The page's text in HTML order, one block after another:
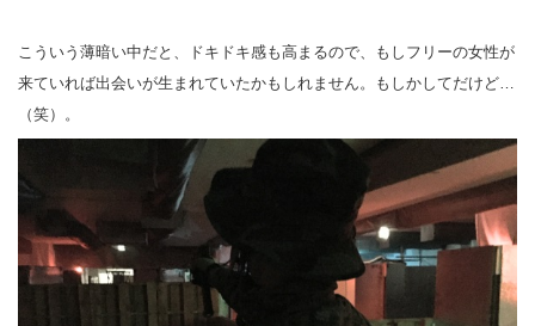
こういう薄暗い中だと、ドキドキ感も高まるので、もしフリーの女性が
来ていれば出会いが生まれていたかもしれません。もしかしてだけど…
（笑）。